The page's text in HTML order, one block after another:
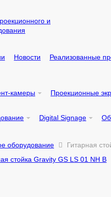
Новости Реализованные
камеры Проекционные
Digital Signage
оборудование Гитарная